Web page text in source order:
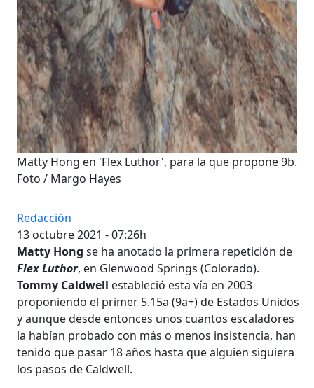
Matty Hong en 'Flex Luthor', para la que propone 9b.
Foto / Margo Hayes
Redacción
13 octubre 2021 - 07:26h
Matty Hong se ha anotado la primera repetición de
Flex Luthor, en Glenwood Springs (Colorado).
Tommy Caldwell estableció esta vía en 2003
proponiendo el primer 5.15a (9a+) de Estados Unidos
y aunque desde entonces unos cuantos escaladores
la habían probado con más o menos insistencia, han
tenido que pasar 18 años hasta que alguien siguiera
los pasos de Caldwell.